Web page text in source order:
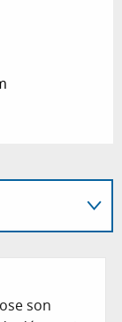
son